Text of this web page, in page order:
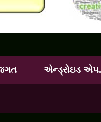
એન્ડ્રોઇડ એપ.